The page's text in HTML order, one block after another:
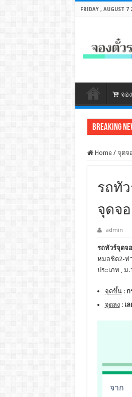
FRIDAY , AUGUST 7
จอ
Breaking
Home / จุดจ
รถทั
จุดจ
admin
รถทัวร์จุดจ
หมอชิต2-ท่
ประเภท , ม
จุดขึ้น: ก
จุดลง: เ